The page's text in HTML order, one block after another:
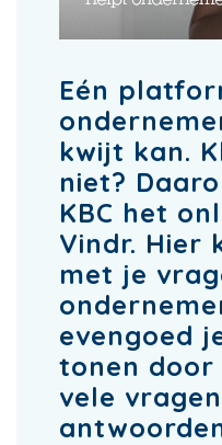
Eén
kwijt kan.
niet?
KBC het
Vindr. Hier
met je
evengoed
tonen door
vele